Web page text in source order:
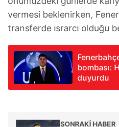
vermesi beklenirken,
transferde ısrarcı olduğu
bombası:
duyurdu
SONRAKİ HABER